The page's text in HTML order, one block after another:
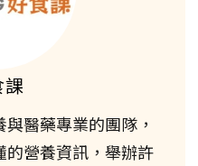
課
醫藥專業的團隊，
的營養資訊，舉辦許